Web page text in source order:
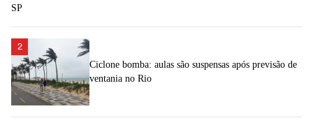
SP
2
Ciclone bomba: aulas são suspensas após previsão de
ventania no Rio